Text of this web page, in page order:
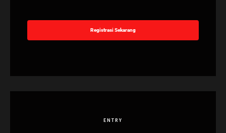
Registrasi Sekarang
ENTRY